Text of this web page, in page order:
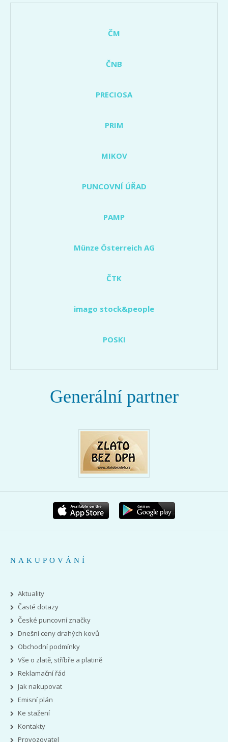
ČM
ČNB
PRECIOSA
PRIM
MIKOV
PUNCOVNÍ ÚŘAD
PAMP
Münze Österreich AG
ČTK
imago stock&people
POSKI
Generální partner
NAKUPOVÁNÍ
Aktuality
Časté dotazy
České puncovní značky
Dnešní ceny drahých kovů
Obchodní podmínky
Vše o zlatě, stříbře a platině
Reklamační řád
Jak nakupovat
Emisní plán
Ke stažení
Kontakty
Provozovatel